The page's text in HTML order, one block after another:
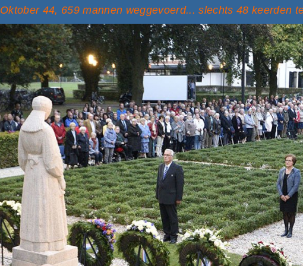
Oktober 44, 659 mannen weggevoerd... slechts 48 keerden